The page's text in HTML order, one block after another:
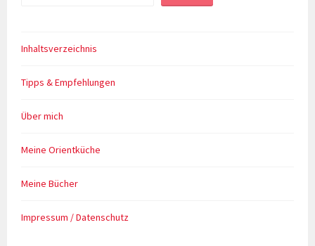
Inhaltsverzeichnis
Tipps & Empfehlungen
Über mich
Meine Orientküche
Meine Bücher
Impressum / Datenschutz